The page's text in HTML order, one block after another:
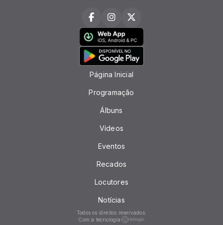
Página Inicial
Programação
Álbuns
Vídeos
Eventos
Recados
Locutores
Notícias
Todos os direitos reservados.
Com a tecnologia